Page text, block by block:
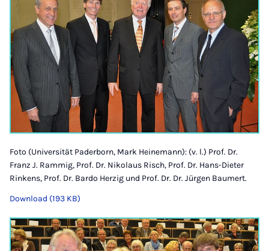
Foto (Universität Paderborn, Mark Heinemann): (v. l.) Prof. Dr.
Franz J. Rammig, Prof. Dr. Nikolaus Risch, Prof. Dr. Hans-Dieter
Rinkens, Prof. Dr. Bardo Herzig und Prof. Dr. Dr. Jürgen Baumert.
Download (193 KB)